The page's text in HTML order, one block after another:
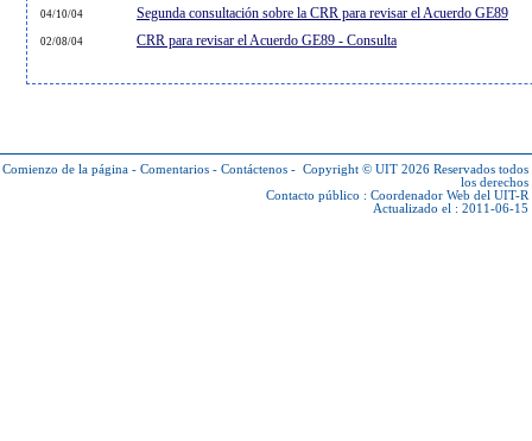
04/10/04 Segunda consultación sobre la CRR para revisar el Acuerdo GE89
02/08/04 CRR para revisar el Acuerdo GE89 - Consulta
Comienzo de la página - Comentarios - Contáctenos - Copyright © UIT 2026 Reservados todos
los derechos
Contacto público : Coordenador Web del UIT-R
Actualizado el : 2011-06-15